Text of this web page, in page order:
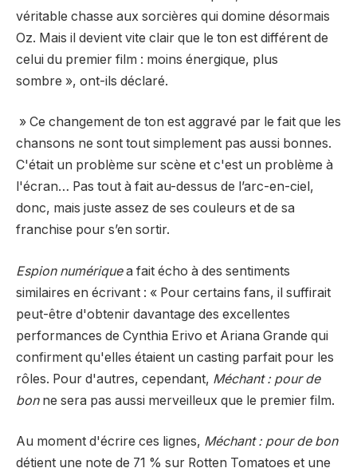
véritable chasse aux sorcières qui domine désormais
Oz. Mais il devient vite clair que le ton est différent de
celui du premier film : moins énergique, plus
sombre », ont-ils déclaré.
» Ce changement de ton est aggravé par le fait que les
chansons ne sont tout simplement pas aussi bonnes.
C'était un problème sur scène et c'est un problème à
l'écran… Pas tout à fait au-dessus de l’arc-en-ciel,
donc, mais juste assez de ses couleurs et de sa
franchise pour s’en sortir.
Espion numérique a fait écho à des sentiments
similaires en écrivant : « Pour certains fans, il suffirait
peut-être d'obtenir davantage des excellentes
performances de Cynthia Erivo et Ariana Grande qui
confirment qu'elles étaient un casting parfait pour les
rôles. Pour d'autres, cependant, Méchant : pour de
bonne sera pas aussi merveilleux que le premier film.
Au moment d'écrire ces lignes, Méchant : pour de bon
détient une note de 71 % sur Rotten Tomatoes et une